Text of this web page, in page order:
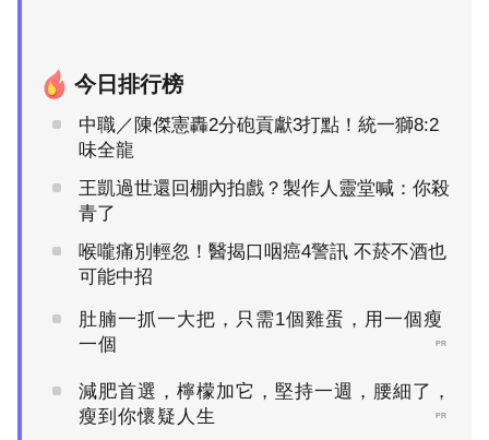
今日排行榜
中職／陳傑憲轟2分砲貢獻3打點！統一獅8:2
味全龍
王凱過世還回棚內拍戲？製作人靈堂喊：你殺
青了
喉嚨痛別輕忽！醫揭口咽癌4警訊 不菸不酒也
可能中招
肚腩一抓一大把，只需1個雞蛋，用一個瘦
一個
PR
減肥首選，檸檬加它，堅持一週，腰細了，
瘦到你懷疑人生
PR